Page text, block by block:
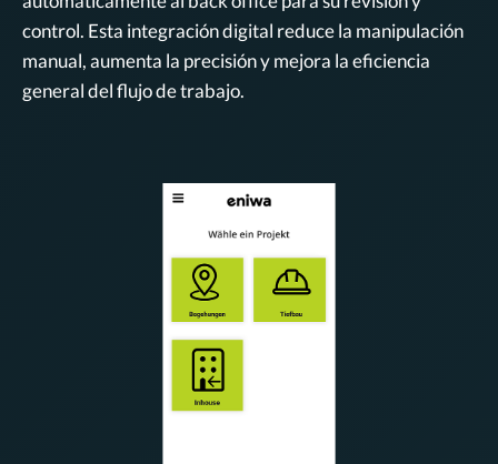
control. Esta integración digital reduce la manipulación
manual, aumenta la precisión y mejora la eficiencia
general del flujo de trabajo.